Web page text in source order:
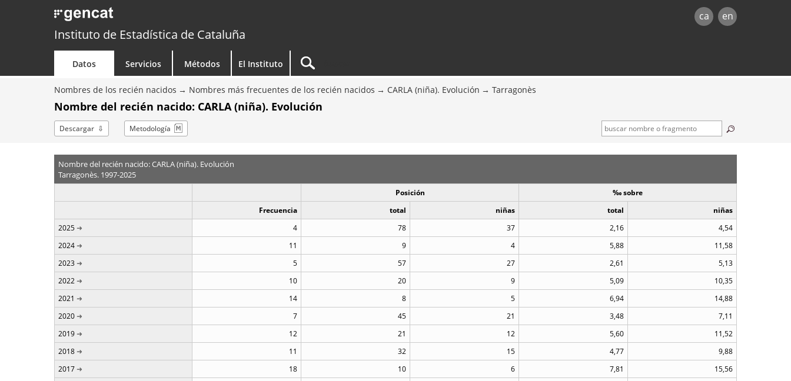
ca en
Instituto de Estadística de Cataluña
Datos Servicios Métodos El Instituto
Nombres de los recién nacidos Nombres más frecuentes de los recién nacidos CARLA (niña). Evolución Tarragonès
Nombre del recién nacido: CARLA (niña). Evolución
Descargar Metodología
Nombre del recién nacido: CARLA (niña). Evolución
Tarragonès. 1997-2025
Posición
‰ sobre
Frecuencia
total niñas total
niñas
2025
4 78 37 2,16
4,54
2024
11 9 4 5,88
11,58
2023
5 57 27 2,61
5,13
2022
10 20 9 5,09
10,35
2021
14 8 5 6,94
14,88
2020
7 45 21 3,48
7,11
2019
12 21 12 5,60
11,52
2018
11 32 15 4,77
9,88
2017
18 10 6 7,81
15,56